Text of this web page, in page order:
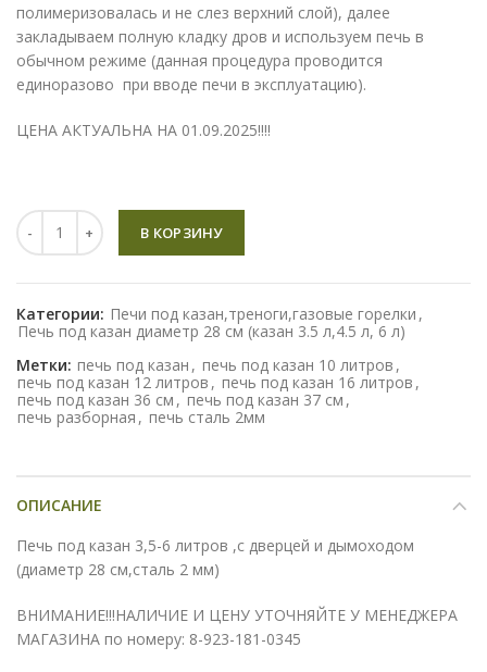
полимеризовалась и не слез верхний слой), далее
закладываем полную кладку дров и используем печь в
обычном режиме (данная процедура проводится
единоразово при вводе печи в эксплуатацию).
ЦЕНА АКТУАЛЬНА НА 01.09.2025!!!!
Количество
В КОРЗИНУ
Категории: Печи под казан,треноги,газовые горелки ,
Печь под казан диаметр 28 см (казан 3.5 л,4.5 л, 6 л)
Метки: печь под казан , печь под казан 10 литров ,
печь под казан 12 литров , печь под казан 16 литров ,
печь под казан 36 см , печь под казан 37 см ,
печь разборная , печь сталь 2мм
ОПИСАНИЕ
Печь под казан 3,5-6 литров ,с дверцей и дымоходом
(диаметр 28 см,сталь 2 мм)
ВНИМАНИЕ!!!НАЛИЧИЕ И ЦЕНУ УТОЧНЯЙТЕ У МЕНЕДЖЕРА
МАГАЗИНА по номеру: 8-923-181-0345